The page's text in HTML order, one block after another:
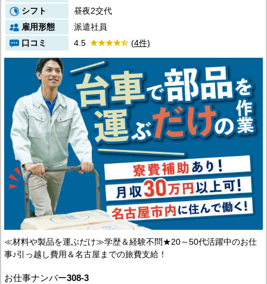
シフト
昼夜2交代
雇用形態
派遣社員
口コミ
4.5 (4件)
≪材料や製品を運ぶだけ≫学歴＆経験不問★20～50代活躍中のお仕
事♪引っ越し費用＆名古屋までの旅費支給！
お仕事ナンバー308-3